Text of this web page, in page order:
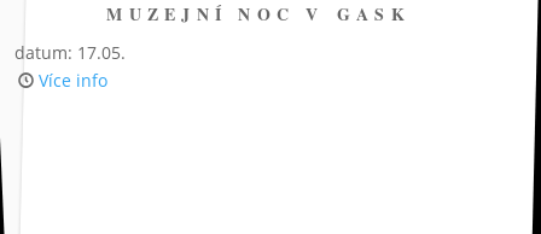
MUZEJNÍ NOC V GASK
datum: 17.05.
Více info